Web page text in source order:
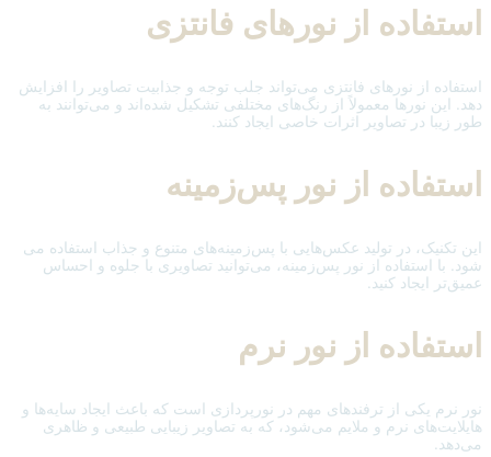
استفاده از نورهای فانتزی
استفاده از نورهای فانتزی می‌تواند جلب توجه و جذابیت تصاویر را افزایش
دهد. این نورها معمولاً از رنگ‌های مختلفی تشکیل شده‌اند و می‌توانند به
طور زیبا در تصاویر اثرات خاصی ایجاد کنند.
استفاده از نور پس‌زمینه
این تکنیک، در تولید عکس‌هایی با پس‌زمینه‌های متنوع و جذاب استفاده می
شود. با استفاده از نور پس‌زمینه، می‌توانید تصاویری با جلوه و احساس
عمیق‌تر ایجاد کنید.
استفاده از نور نرم
نور نرم یکی از ترفندهای مهم در نورپردازی است که باعث ایجاد سایه‌ها و
هایلایت‌های نرم و ملایم می‌شود، که به تصاویر زیبایی طبیعی و ظاهری
می‌دهد.